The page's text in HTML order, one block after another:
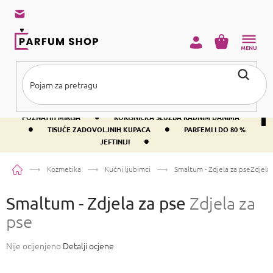
sadržaj
BESPLATNA DOSTAVA IZNAD PRIBLIŽNO 37 € •
400+ SVJETSKI
POZNATIH MIRISA
• KORISNIČKA SLUŽBA RADNIM DANIMA
• TISUĆE ZADOVOLJNIH KUPACA •
PARFEMI I DO 80 %
JEFTINIJI
•
KOŠARICA
PočetnaKozmetika Kućni ljubimci Smaltum - Zdjela za pseZdjela
Smaltum - Zdjela za pse Zdjela za
pse
Prosječna
Nije ocijenjeno Detalji ocjene